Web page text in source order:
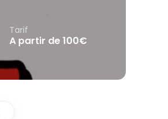
Tarif
A partir de 100€